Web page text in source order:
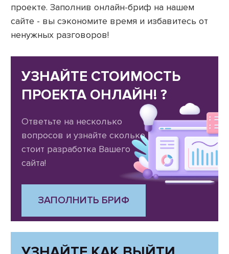
проекте. Заполнив онлайн-бриф на нашем
сайте - вы сэкономите время и избавитесь от
ненужных разговоров!
УЗНАЙТЕ СТОИМОСТЬ
ПРОЕКТА ОНЛАЙН! ?
Ответьте на несколько
вопросов и узнайте сколько
стоит разработка Вашего
сайта!
ЗАПОЛНИТЬ БРИФ